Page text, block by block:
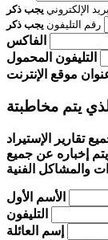
الإلكتروني يجب ذكر
رقم التليفون يجب ذكر
الفاكس
التليفون المحمول
موقع الإنترنت
يتم مخاطبتة
تقارير الإستيراد
إخباره عن جميع
والمشاكل الفنية
الأسم الأول
التليفون
إسم العائلة